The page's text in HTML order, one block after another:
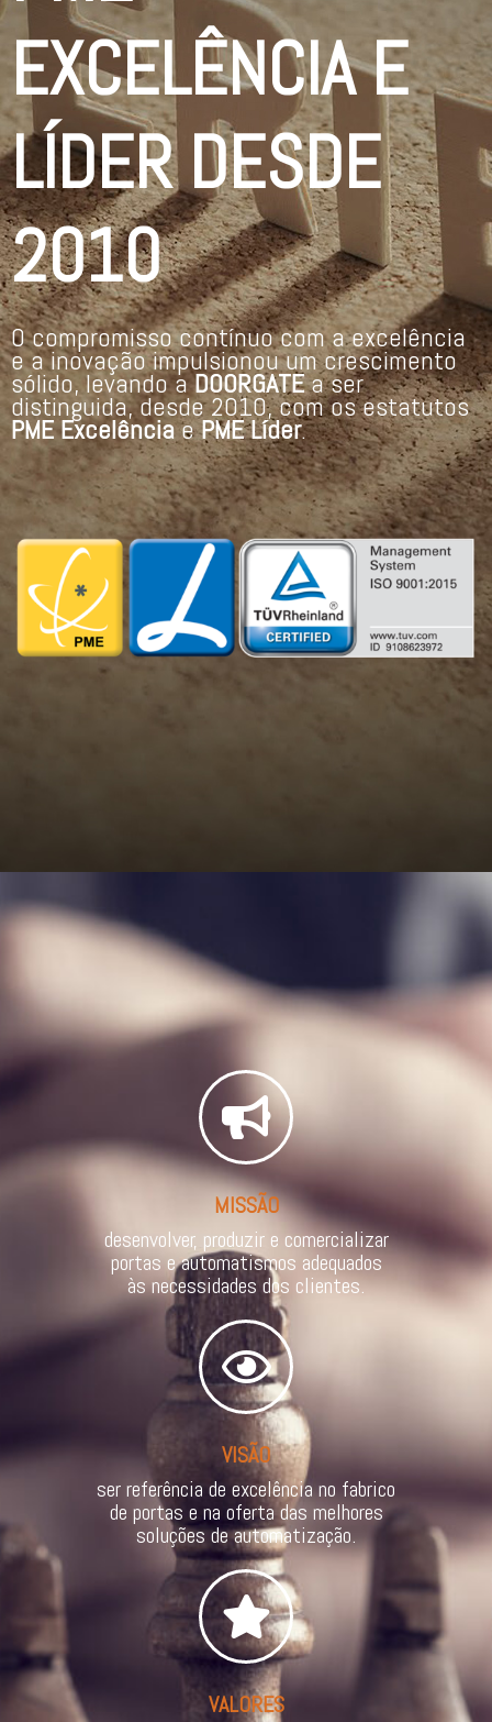
EXCELÊNCIA E
LÍDER DESDE
2010
O compromisso contínuo com a excelência
e a inovação impulsionou um crescimento
sólido, levando aDOORGATEa ser
distinguida, desde 2010, com os estatutos
PME ExcelênciaePME Líder.
MISSÃO
desenvolver, produzir e comercializar
portas e automatismos adequados
às necessidades dos clientes.
VISÃO
ser referência de excelência no fabrico
de portas e na oferta das melhores
soluções de automatização.
VALORES